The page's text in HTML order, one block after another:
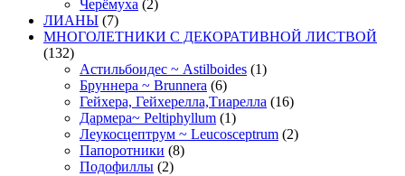
Черёмуха (2)
ЛИАНЫ (7)
МНОГОЛЕТНИКИ С ДЕКОРАТИВНОЙ ЛИСТВОЙ
(132)
Астильбоидес ~ Astilboides (1)
Бруннера ~ Brunnera (6)
Гейхера, Гейхерелла,Тиарелла (16)
Дармера~ Peltiphyllum (1)
Леукосцептрум ~ Leucosceptrum (2)
Папоротники (8)
Подофиллы (2)